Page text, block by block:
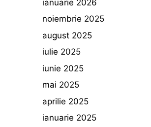
ianuarie 2026
noiembrie 2025
august 2025
iulie 2025
iunie 2025
mai 2025
aprilie 2025
ianuarie 2025